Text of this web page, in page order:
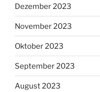
Dezember 2023
November 2023
Oktober 2023
September 2023
August 2023